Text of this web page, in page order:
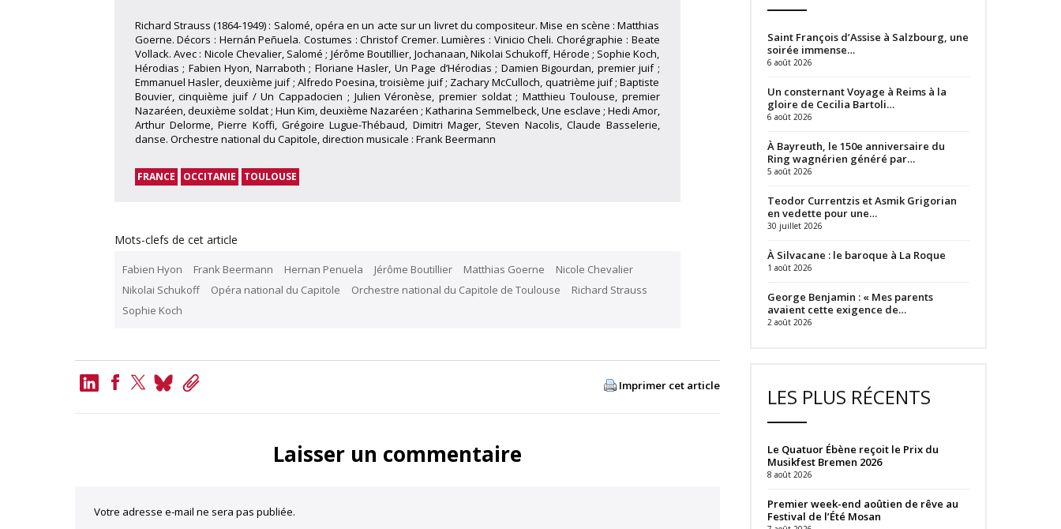
Richard Strauss (1864-1949) : Salomé, opéra en un acte sur un livret du compositeur. Mise en scène : Matthias
Goerne. Décors : Hernán Peñuela. Costumes : Christof Cremer. Lumières : Vinicio Cheli. Chorégraphie : Beate
Vollack. Avec : Nicole Chevalier, Salomé ; Jérôme Boutillier, Jochanaan, Nikolai Schukoff, Hérode ; Sophie Koch,
Hérodias ; Fabien Hyon, Narraboth ; Floriane Hasler, Un Page d’Hérodias ; Damien Bigourdan, premier juif ;
Emmanuel Hasler, deuxième juif ; Alfredo Poesina, troisième juif ; Zachary McCulloch, quatrième juif ; Baptiste
Bouvier, cinquième juif / Un Cappadocien ; Julien Véronèse, premier soldat ; Matthieu Toulouse, premier
Nazaréen, deuxième soldat ; Hun Kim, deuxième Nazaréen ; Katharina Semmelbeck, Une esclave ; Hedi Amor,
Arthur Delorme, Pierre Koffi, Grégoire Lugue-Thébaud, Dimitri Mager, Steven Nacolis, Claude Basselerie,
danse. Orchestre national du Capitole, direction musicale : Frank Beermann
FRANCE OCCITANIE TOULOUSE
Mots-clefs de cet article
Fabien Hyon Frank Beermann Hernan Penuela Jérôme Boutillier Matthias Goerne
Nicole Chevalier
Nikolai Schukoff
Opéra national du Capitole Orchestre national du Capitole de Toulouse
Richard Strauss
Sophie Koch
LinkedIn
BlueskyCopy
Imprimer cet article
Laisser un commentaire
Votre adresse e-mail ne sera pas publiée.
Saint François d’Assise à Salzbourg, une
soirée immense…
6 août 2026
Un consternant Voyage à Reims à la
gloire de Cecilia Bartoli…
6 août 2026
À Bayreuth, le 150e anniversaire du
Ring wagnérien généré par…
5 août 2026
Teodor Currentzis et Asmik Grigorian
en vedette pour une…
30 juillet 2026
À Silvacane : le baroque à La Roque
1 août 2026
George Benjamin : « Mes parents
avaient cette exigence de…
2 août 2026
LES PLUS RÉCENTS
Le Quatuor Ébène reçoit le Prix du
Musikfest Bremen 2026
8 août 2026
Premier week-end aoûtien de rêve au
Festival de l’Été Mosan